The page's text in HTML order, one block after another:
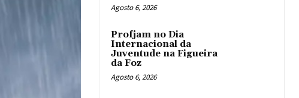
Agosto 6, 2026
Profjam no Dia
Internacional da
Juventude na Figueira
da Foz
Agosto 6, 2026